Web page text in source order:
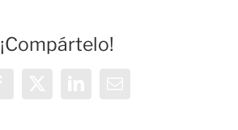
¡Compártelo!